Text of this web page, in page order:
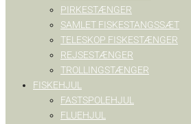
PIRKESTÆNGER
SAMLET FISKESTANGSSÆT
TELESKOP FISKESTÆNGER
REJSESTÆNGER
TROLLINGSTÆNGER
FISKEHJUL
FASTSPOLEHJUL
FLUEHJUL